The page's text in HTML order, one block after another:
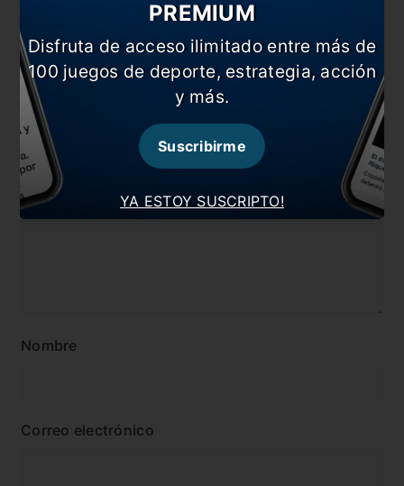
En esta nota:
#César Luis Menotti #Noticia
Comentarios
Dejá tu opinión acá!
Nombre
Correo electrónico
YA ESTOY SUSCRIPTO!
PREMIUM
Disfruta de acceso ilimitado entre más de
100 juegos de deporte, estrategia, acción
y más.
Suscribirme